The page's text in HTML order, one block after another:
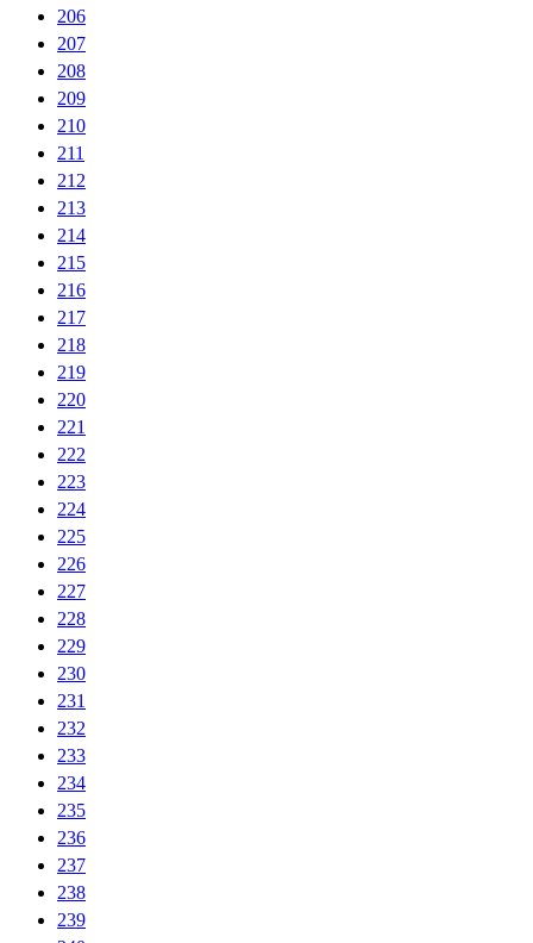
206
207
208
209
210
211
212
213
214
215
216
217
218
219
220
221
222
223
224
225
226
227
228
229
230
231
232
233
234
235
236
237
238
239